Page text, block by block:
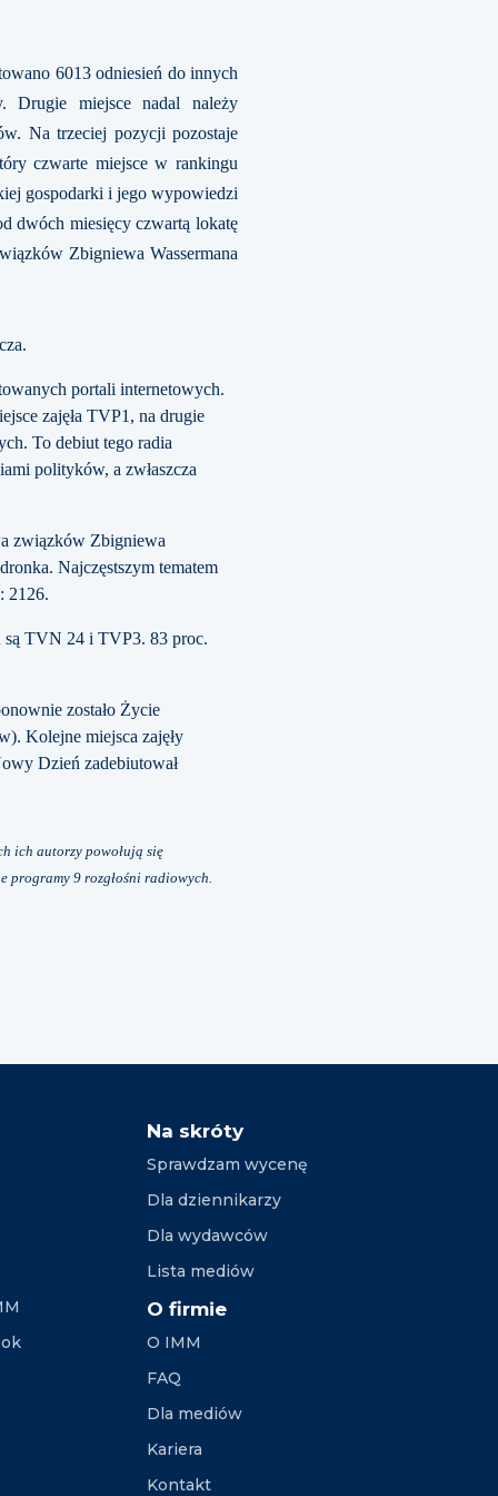
6013 odniesień do innych
Drugie miejsce nadal należy
Na trzeciej pozycji pozostaje
czwarte miejsce w rankingu
gospodarki i jego wypowiedzi
dwóch miesięcy czwartą lokatę
Zbigniewa Wassermana
portali internetowych.
zajęła TVP1, na drugie
To debiut tego radia
polityków, a zwłaszcza
związków Zbigniewa
Najczęstszym tematem
2126.
są TVN 24 i TVP3. 83 proc.
zostało Życie
Kolejne miejsca zajęły
Dzień zadebiutował
ich autorzy powołują się
programy 9 rozgłośni radiowych.
Na skróty
Sprawdzam wycenę
Dla dziennikarzy
Dla wydawców
Lista mediów
O firmie
O IMM
FAQ
Dla mediów
Kariera
Kontakt